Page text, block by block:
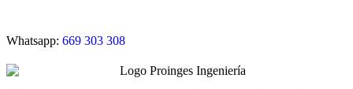
Whatsapp: 669 303 308